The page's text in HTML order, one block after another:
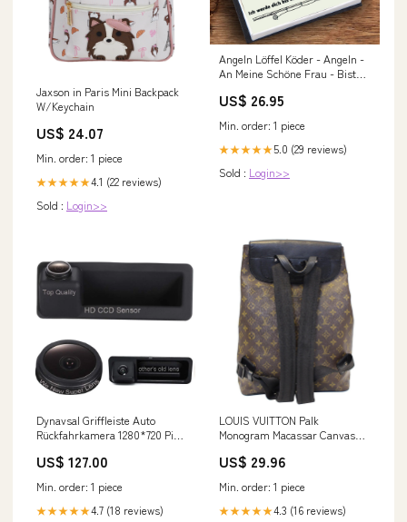
Jaxson in Paris Mini Backpack
W/Keychain
US$ 24.07
Min. order: 1 piece
★★★★★4.1 (22 reviews)
Sold : Login>>
Angeln Löffel Köder - Angeln -
An Meine Schöne Frau - Bist
Fang - Degfaa15001 Farbe:Gold
US$ 26.95
Min. order: 1 piece
★★★★★5.0 (29 reviews)
Sold : Login>>
Dynavsal Griffleiste Auto
Rückfahrkamera 1280*720 Pixel
Objektiv Wasserdicht prod
US$ 127.00
Min. order: 1 piece
★★★★★4.7 (18 reviews)
LOUIS VUITTON Palk
Monogram Macassar Canvas
US$ 29.96
Min. order: 1 piece
★★★★★4.3 (16 reviews)